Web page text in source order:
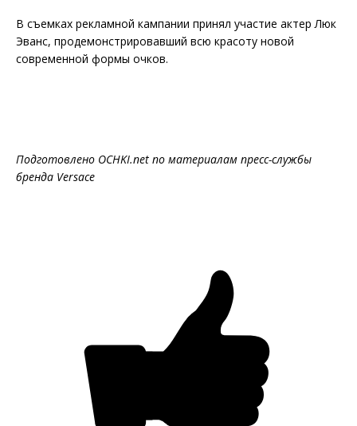
В съемках рекламной кампании принял участие актер Люк
Эванс, продемонстрировавший всю красоту новой
современной формы очков.
Подготовлено OCHKI.net по материалам пресс-службы
бренда Versace